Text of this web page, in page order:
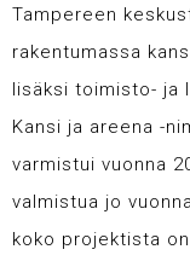
Tampereen
rakentumassa
lisäksi toimisto- ja
Kansi ja areena -
varmistui vuonna
valmistua jo
koko projektista